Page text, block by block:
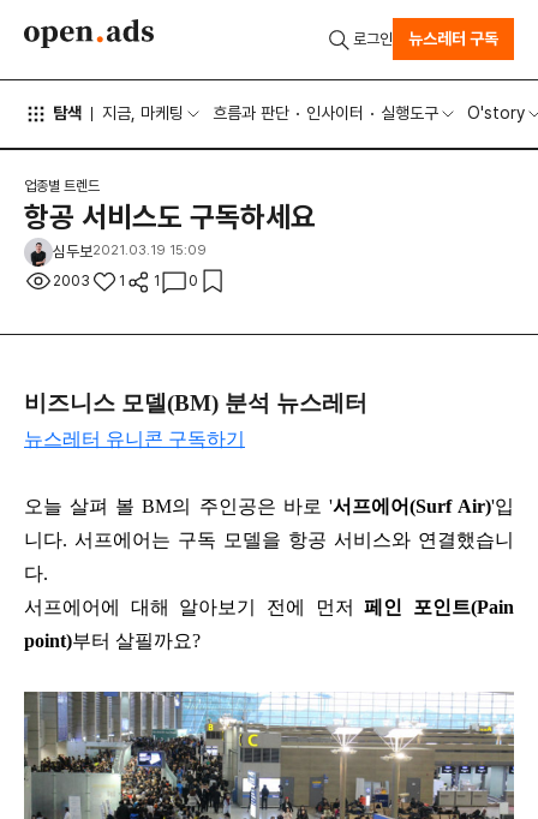
탐색 지금, 마케팅 흐름과 판단 인사이터 실행도구 O'story
로그인 뉴스레터 구독
업종별 트렌드
항공 서비스도 구독하세요
심두보2021.03.19 15:09
2003 1 1 0
비즈니스 모델(BM) 분석 뉴스레터
뉴스레터 유니콘 구독하기
오늘 살펴 볼 BM의 주인공은 바로 '서프에어(Surf Air)'입
니다. 서프에어는 구독 모델을 항공 서비스와 연결했습니
다.
서프에어에 대해 알아보기 전에 먼저페인 포인트(Pain
point)부터 살필까요?